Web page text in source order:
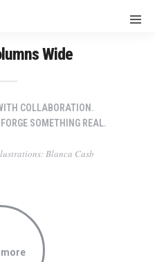
Wide
COLLABORATION.
SOMETHING REAL.
Blanca Casb
more